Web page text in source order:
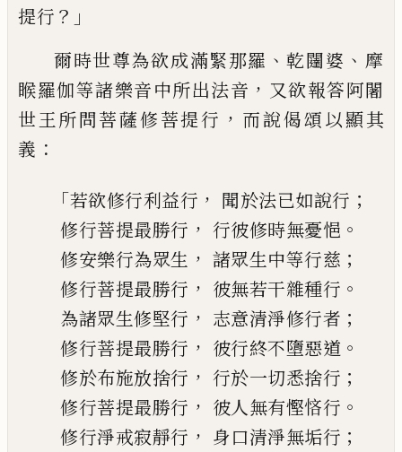
提行 ？」
爾時世尊為欲成滿緊那羅 、 乾闥婆 、 摩
睺羅伽等諸樂音中所出法音 ， 又欲報答阿闍
世王所問菩薩修菩提行 ， 而說偈頌以顯其
義 ：
「若欲修行利益行 ， 聞於法已如說行 ；
修行菩提最勝行 ， 行彼修時無憂悒 。
修安樂行為眾生 ， 諸眾生中等行慈 ；
修行菩提最勝行 ， 彼無若干雜種行 。
為諸眾生修堅行 ， 志意清淨修行者 ；
修行菩提最勝行 ， 彼行終不墮惡道 。
修於布施放捨行 ， 行於一切悉捨行 ；
修行菩提最勝行 ， 彼人無有慳悋行 。
修行淨戒寂靜行 ， 身口清淨無垢行 ；